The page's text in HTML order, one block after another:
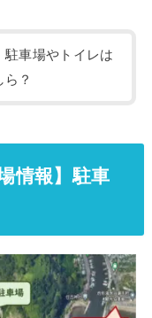
車場やトイレは
？
情報】駐車